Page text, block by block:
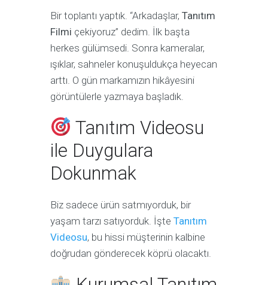
Bir toplantı yaptık. “Arkadaşlar, Tanıtım
Filmi çekiyoruz” dedim. İlk başta
herkes gülümsedi. Sonra kameralar,
ışıklar, sahneler konuşuldukça heyecan
arttı. O gün markamızın hikâyesini
görüntülerle yazmaya başladık.
Tanıtım Videosu
ile Duygulara
Dokunmak
Biz sadece ürün satmıyorduk, bir
yaşam tarzı satıyorduk. İşte Tanıtım
Videosu, bu hissi müşterinin kalbine
doğrudan gönderecek köprü olacaktı.